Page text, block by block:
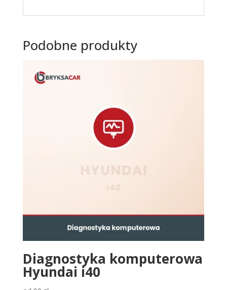
Podobne produkty
Diagnostyka komputerowa
Hyundai i40